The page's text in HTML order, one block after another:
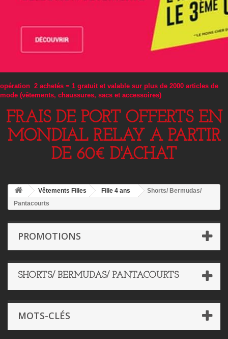
opération 2 achetés = 1 gratuit et valable sur plus de 2000 articles de
mode (vêtements, chaussures, sacs et accessoires)
FRAIS DE PORT OFFERTS EN
MONDIAL RELAY A PARTIR
DE 60€ D'ACHAT
Vêtements Filles Fille 4 ans
Shorts/ Bermudas/
Pantacourts
PROMOTIONS
SHORTS/ BERMUDAS/ PANTACOURTS
MOTS-CLÉS